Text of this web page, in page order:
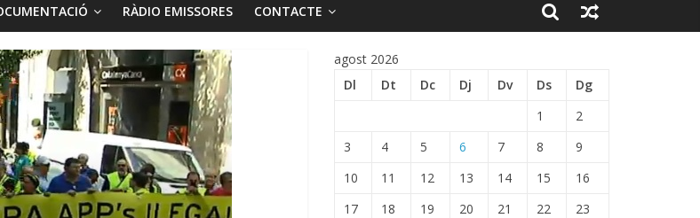
RÀDIO EMISSORES CONTACTE
agost 2026
Dl
Dt Dc Dj Dv Ds
Dg
1
2
3
4 5 6 7 8
9
10
11 12 13 14 15
16
17
18 19 20 21 22
23